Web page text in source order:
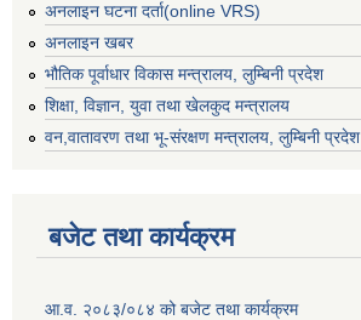
अनलाइन घटना दर्ता(online VRS)
अनलाइन खबर
भौतिक पूर्वाधार विकास मन्त्रालय, लुम्बिनी प्रदेश
शिक्षा, विज्ञान, युवा तथा खेलकुद मन्‍‍त्रालय
वन,वातावरण तथा भू-संरक्षण मन्त्रालय, लुम्बिनी प्रदेश
बजेट तथा कार्यक्रम
आ.व. २०८३/०८४ को बजेट तथा कार्यक्रम